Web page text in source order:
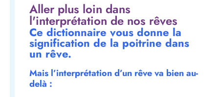
Aller plus loin dans
l'interprétation de nos rêves
Ce dictionnaire vous donne la
signification de la poitrine dans
un rêve.
Mais l’interprétation d’un rêve va bien au-
delà :